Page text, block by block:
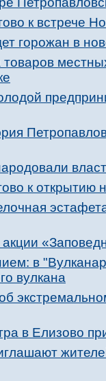
к встрече
горожан в
к открытию
в
вулкана
в Елизово